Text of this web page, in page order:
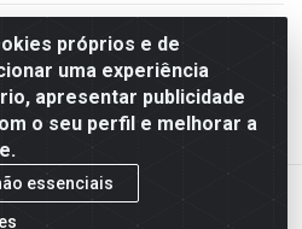
próprios e de
uma experiência
apresentar publicidade
o seu perfil e melhorar a
essenciais
LTDA - Rod. Br-101 Sul, nº3700
400 CNPJ: 24.150.377/0001-95
KarneKeijo: PE, PB e RN.